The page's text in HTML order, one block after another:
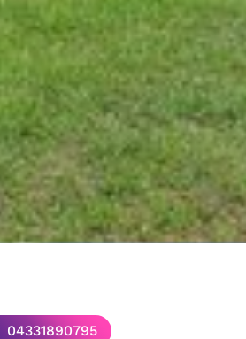
04331890795